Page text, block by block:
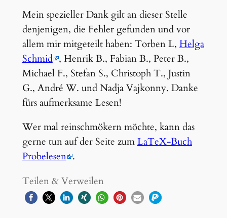
Mein spezieller Dank gilt an dieser Stelle
denjenigen, die Fehler gefunden und vor
allem mir mitgeteilt haben: Torben L, Helga
Schmid , Henrik B., Fabian B., Peter B.,
Michael F., Stefan S., Christoph T., Justin
G., André W. und Nadja Vajkonny. Danke
fürs aufmerksame Lesen!
Wer mal reinschmökern möchte, kann das
gerne tun auf der Seite zumLaTeX-Buch
Probelesen .
Teilen & Verweilen